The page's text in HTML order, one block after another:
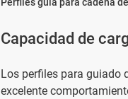
Perfiles guía para cadena
Capacidad de
Los perfiles para guiado
excelente